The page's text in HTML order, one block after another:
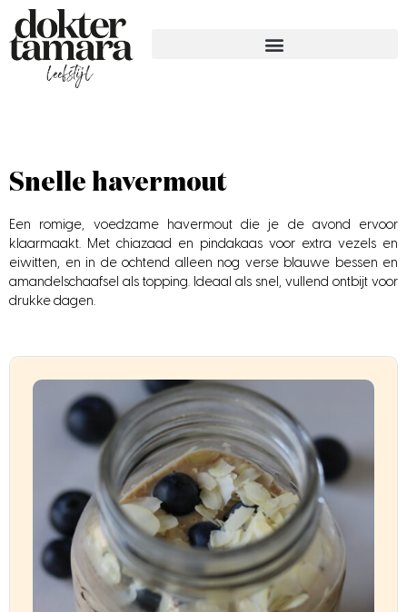
Snelle havermout
Een romige, voedzame havermout die je de avond ervoor
klaarmaakt. Met chiazaad en pindakaas voor extra vezels en
eiwitten, en in de ochtend alleen nog verse blauwe bessen en
amandelschaafsel als topping. Ideaal als snel, vullend ontbijt voor
drukke dagen.